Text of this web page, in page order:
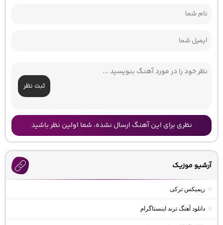
ثبت نظر
نظری برای این آهنگ ارسال نشده، شما اولین نظر باشید
آرشیو موزیک
ریمیکس ترکی
دانلود آهنگ ترند اینستاگرام